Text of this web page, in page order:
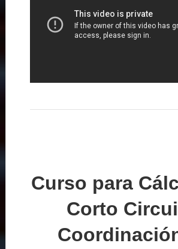
Curso para
Corto